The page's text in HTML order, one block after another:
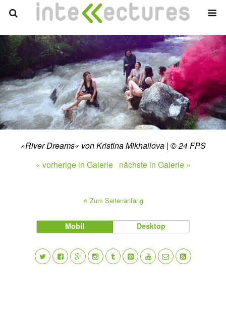
»River Dreams« von Kristina Mikhailova | © 24 FPS
« vorherige in Galerie nächste in Galerie »
Zum Seitenanfang
Mobil Desktop